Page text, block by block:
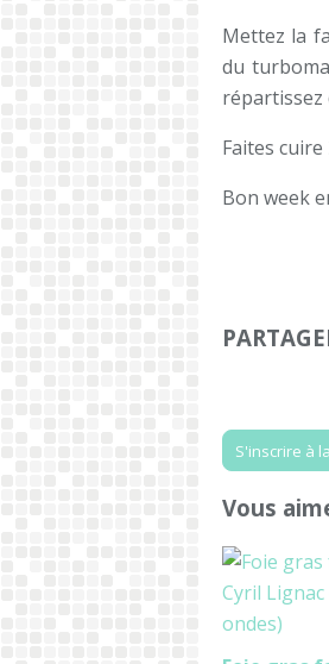
Mettez la
du
répartissez
Faites
Bon week
S'inscrire à
Vous